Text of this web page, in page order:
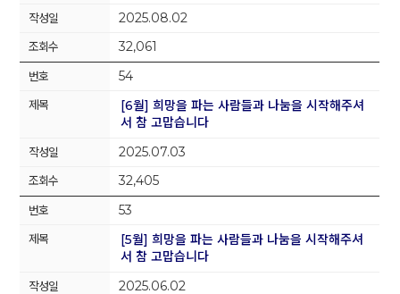
2025.08.02
32,061
54
[6월] 희망을 파는 사람들과 나눔을 시작해주셔
서 참 고맙습니다
2025.07.03
32,405
53
[5월] 희망을 파는 사람들과 나눔을 시작해주셔
서 참 고맙습니다
2025.06.02